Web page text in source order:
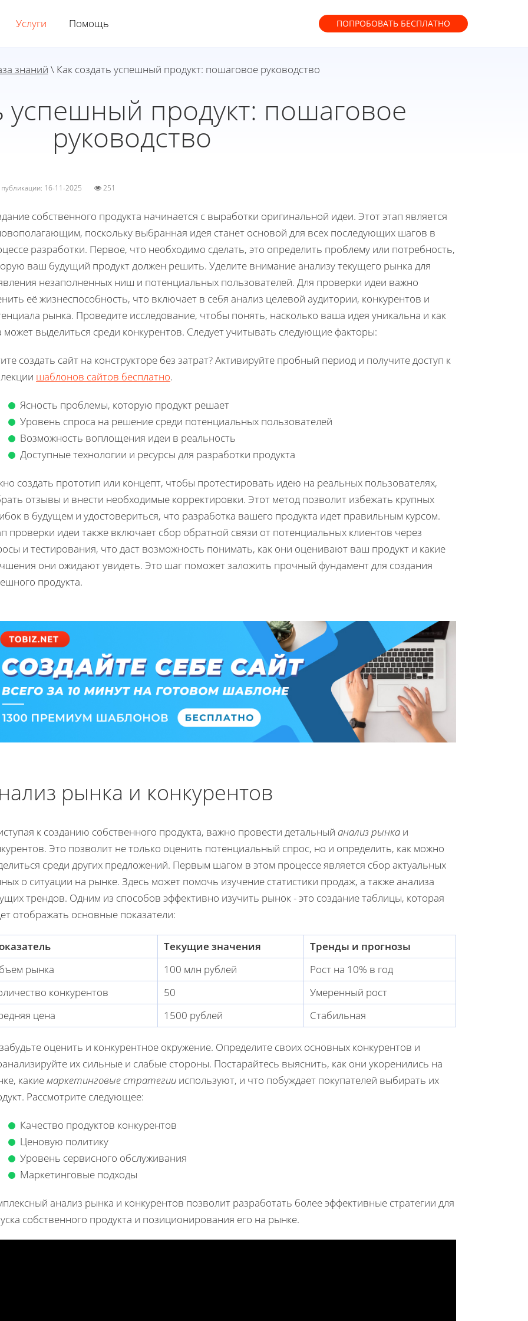
Услуги Помощь ПОПРОБОВАТЬ БЕСПЛАТНО
знаний \ Как создать успешный продукт: пошаговое руководство
успешный продукт: пошаговое
руководство
публикации: 16-11-2025 251
собственного продукта начинается с выработки оригинальной идеи. Этот этап является
поскольку выбранная идея станет основой для всех последующих шагов в
разработки. Первое, что необходимо сделать, это определить проблему или потребность,
ваш будущий продукт должен решить. Уделите внимание анализу текущего рынка для
незаполненных ниш и потенциальных пользователей. Для проверки идеи важно
её жизнеспособность, что включает в себя анализ целевой аудитории, конкурентов и
рынка. Проведите исследование, чтобы понять, насколько ваша идея уникальна и как
может выделиться среди конкурентов. Следует учитывать следующие факторы:
создать сайт на конструкторе без затрат? Активируйте пробный период и получите доступ к
шаблонов сайтов бесплатно.
Ясность проблемы, которую продукт решает
Уровень спроса на решение среди потенциальных пользователей
Возможность воплощения идеи в реальность
Доступные технологии и ресурсы для разработки продукта
создать прототип или концепт, чтобы протестировать идею на реальных пользователях,
отзывы и внести необходимые корректировки. Этот метод позволит избежать крупных
в будущем и удостовериться, что разработка вашего продукта идет правильным курсом.
проверки идеи также включает сбор обратной связи от потенциальных клиентов через
и тестирования, что даст возможность понимать, как они оценивают ваш продукт и какие
они ожидают увидеть. Это шаг поможет заложить прочный фундамент для создания
продукта.
рынка и конкурентов
к созданию собственного продукта, важно провести детальный анализ рынка и
Это позволит не только оценить потенциальный спрос, но и определить, как можно
среди других предложений. Первым шагом в этом процессе является сбор актуальных
о ситуации на рынке. Здесь может помочь изучение статистики продаж, а также анализа
трендов. Одним из способов эффективно изучить рынок - это создание таблицы, которая
отображать основные показатели:
Текущие значения
Тренды и прогнозы
рынка
100 млн рублей
Рост на 10% в год
конкурентов
50
Умеренный рост
цена
1500 рублей Стабильная
оценить и конкурентное окружение. Определите своих основных конкурентов и
их сильные и слабые стороны. Постарайтесь выяснить, как они укоренились на
какиемаркетинговые стратегии используют, и что побуждает покупателей выбирать их
Рассмотрите следующее:
Качество продуктов конкурентов
Ценовую политику
Уровень сервисного обслуживания
Маркетинговые подходы
анализ рынка и конкурентов позволит разработать более эффективные стратегии для
собственного продукта и позиционирования его на рынке.